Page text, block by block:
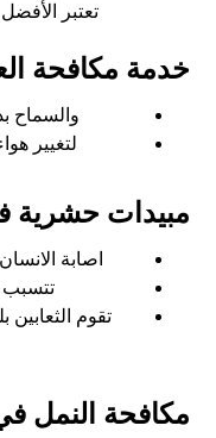
تعتبر
خدمة مكافحة
والسماح
لتغيير
مبيدات حشرية
اصابة
تتسبب
تقوم
مكافحة النمل